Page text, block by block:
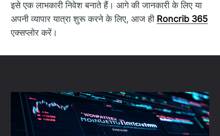
इसे एक लाभकारी निवेश बनाते हैं। आगे की जानकारी के लिए या
अपनी व्यापार यात्रा शुरू करने के लिए, आज ही Roncrib 365
एक्सप्लोर करें।